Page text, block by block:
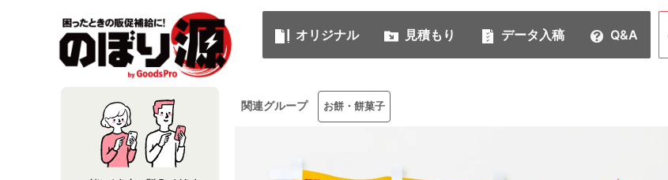
オリジナル 見積もり データ入稿 Q&A
関連グループ お餅・餅菓子